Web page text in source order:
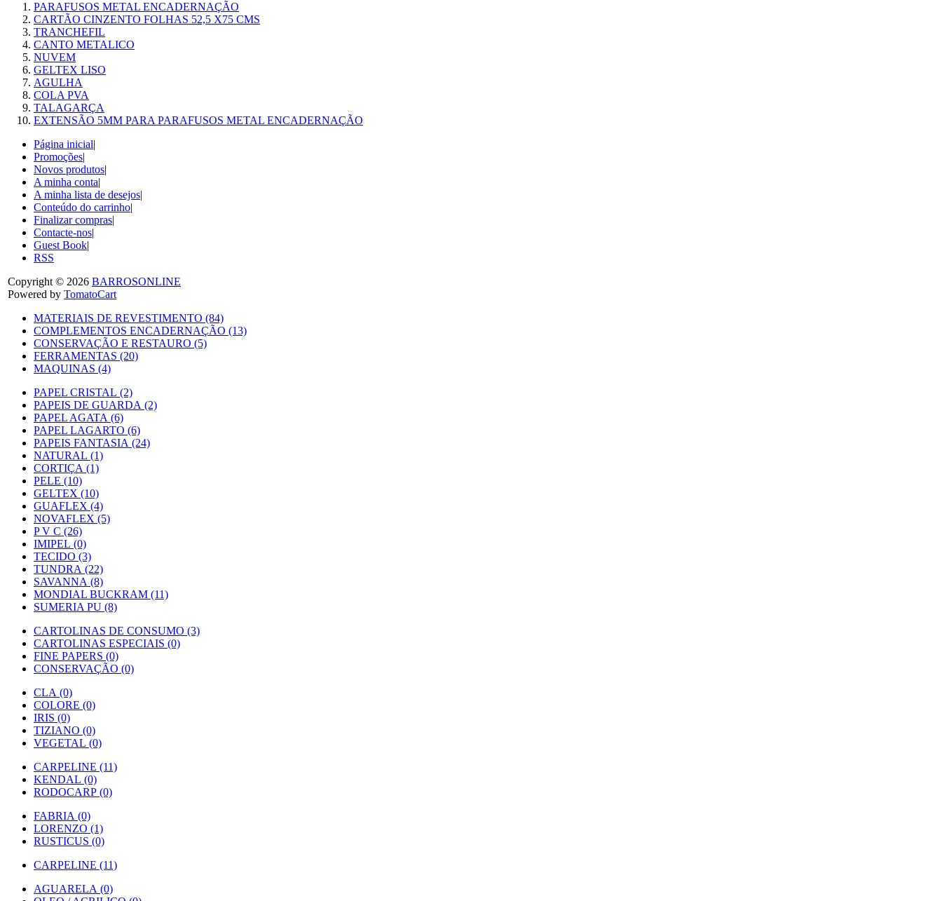
PARAFUSOS METAL ENCADERNAÇÃO
CARTÃO CINZENTO FOLHAS 52,5 X75 CMS
TRANCHEFIL
CANTO METALICO
NUVEM
GELTEX LISO
AGULHA
COLA PVA
TALAGARÇA
EXTENSÃO 5MM PARA PARAFUSOS METAL ENCADERNAÇÃO
Página inicial|
Promoções|
Novos produtos|
A minha conta|
A minha lista de desejos|
Conteúdo do carrinho|
Finalizar compras|
Contacte-nos|
Guest Book|
RSS
Copyright © 2026 BARROSONLINE
Powered by TomatoCart
MATERIAIS DE REVESTIMENTO (84)
COMPLEMENTOS ENCADERNAÇÃO (13)
CONSERVAÇÃO E RESTAURO (5)
FERRAMENTAS (20)
MAQUINAS (4)
PAPEL CRISTAL (2)
PAPEIS DE GUARDA (2)
PAPEL AGATA (6)
PAPEL LAGARTO (6)
PAPEIS FANTASIA (24)
NATURAL (1)
CORTIÇA (1)
PELE (10)
GELTEX (10)
GUAFLEX (4)
NOVAFLEX (5)
P V C (26)
IMIPEL (0)
TECIDO (3)
TUNDRA (22)
SAVANNA (8)
MONDIAL BUCKRAM (11)
SUMERIA PU (8)
CARTOLINAS DE CONSUMO (3)
CARTOLINAS ESPECIAIS (0)
FINE PAPERS (0)
CONSERVAÇÃO (0)
CLA (0)
COLORE (0)
IRIS (0)
TIZIANO (0)
VEGETAL (0)
CARPELINE (11)
KENDAL (0)
RODOCARP (0)
FABRIA (0)
LORENZO (1)
RUSTICUS (0)
CARPELINE (11)
AGUARELA (0)